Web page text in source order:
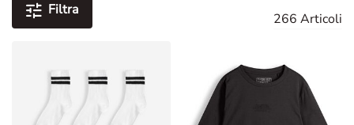
Filtra
266 Articoli